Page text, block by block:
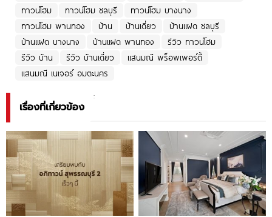
ทาวน์โฮม
ทาวน์โฮม ชลบุรี
ทาวน์โฮม บางนาง
ทาวน์โฮม พานทอง
บ้าน บ้านเดี่ยว
บ้านแฝด ชลบุรี
บ้านแฝด บางนาง
บ้านแฝด พานทอง
รีวิว ทาวน์โฮม
รีวิว บ้าน
รีวิว บ้านเดี่ยว
แสนมณี พร็อพเพอร์ตี้
แสนมณี เนเจอร์ อมตะนคร
เรื่องที่เกี่ยวข้อง